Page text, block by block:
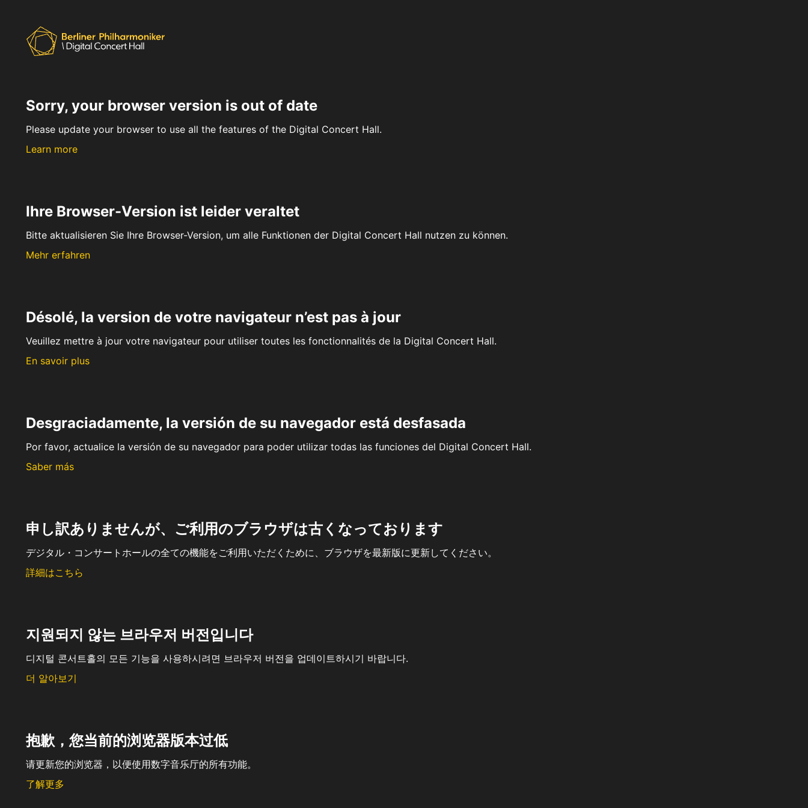
Sorry, your browser version is out of date
Please update your browser to use all the features of the Digital Concert Hall.
Learn more
Ihre Browser-Version ist leider veraltet
Bitte aktualisieren Sie Ihre Browser-Version, um alle Funktionen der Digital Concert Hall nutzen zu können.
Mehr erfahren
Désolé, la version de votre navigateur n’est pas à jour
Veuillez mettre à jour votre navigateur pour utiliser toutes les fonctionnalités de la Digital Concert Hall.
En savoir plus
Desgraciadamente, la versión de su navegador está desfasada
Por favor, actualice la versión de su navegador para poder utilizar todas las funciones del Digital Concert Hall.
Saber más
申し訳ありませんが、ご利用のブラウザは古くなっております
デジタル・コンサートホールの全ての機能をご利用いただくために、ブラウザを最新版に更新してください。
詳細はこちら
지원되지 않는 브라우저 버전입니다
디지털 콘서트홀의 모든 기능을 사용하시려면 브라우저 버전을 업데이트하시기 바랍니다.
더 알아보기
抱歉，您当前的浏览器版本过低
请更新您的浏览器，以便使用数字音乐厅的所有功能。
了解更多